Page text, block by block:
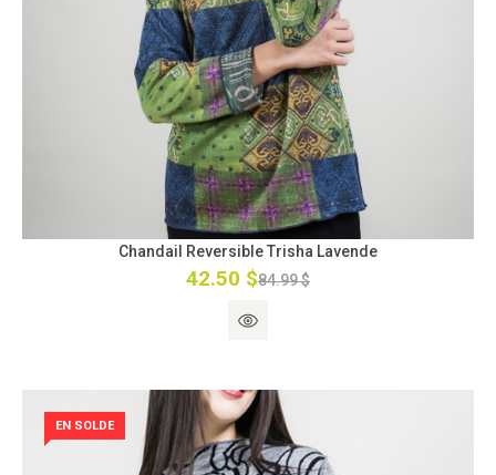
Chandail Reversible Trisha Lavende
42.50 $84.99 $
EN SOLDE